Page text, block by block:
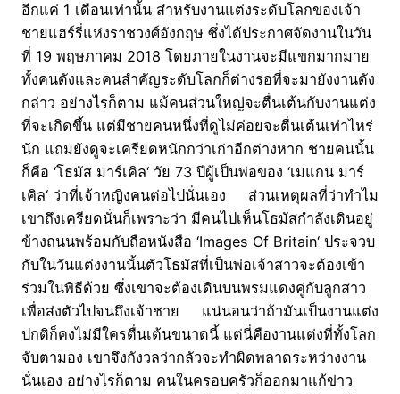
อีกแค่ 1 เดือนเท่านั้น สำหรับงานแต่งระดับโลกของเจ้า
ชายแฮร์รี่แห่งราชวงศ์อังกฤษ ซึ่งได้ประกาศจัดงานในวัน
ที่ 19 พฤษภาคม 2018 โดยภายในงานจะมีแขกมากมาย
ทั้งคนดังและคนสำคัญระดับโลกก็ต่างรอที่จะมายังงานดัง
กล่าว อย่างไรก็ตาม แม้คนส่วนใหญ่จะตื่นเต้นกับงานแต่ง
ที่จะเกิดขึ้น แต่มีชายคนหนึ่งที่ดูไม่ค่อยจะตื่นเต้นเท่าไหร่
นัก แถมยังดูจะเครียดหนักกว่าเก่าอีกต่างหาก ชายคนนั้น
ก็คือ ‘โธมัส มาร์เคิล‘ วัย 73 ปีผู้เป็นพ่อของ ‘เมแกน มาร์
เคิล‘ ว่าที่เจ้าหญิงคนต่อไปนั่นเอง ส่วนเหตุผลที่ว่าทำไม
เขาถึงเครียดนั่นก็เพราะว่า มีคนไปเห็นโธมัสกำลังเดินอยู่
ข้างถนนพร้อมกับถือหนังสือ ‘Images Of Britain‘ ประจวบ
กับในวันแต่งงานนั้นตัวโธมัสที่เป็นพ่อเจ้าสาวจะต้องเข้า
ร่วมในพิธีด้วย ซึ่งเขาจะต้องเดินบนพรมแดงคู่กับลูกสาว
เพื่อส่งตัวไปจนถึงเจ้าชาย แน่นอนว่าถ้ามันเป็นงานแต่ง
ปกติก็คงไม่มีใครตื่นเต้นขนาดนี้ แต่นี่คืองานแต่งที่ทั้งโลก
จับตามอง เขาจึงกังวลว่ากลัวจะทำผิดพลาดระหว่างงาน
นั่นเอง อย่างไรก็ตาม คนในครอบครัวก็ออกมาแก้ข่าว